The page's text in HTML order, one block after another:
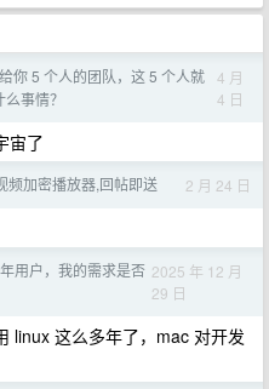
你 5 个人的团队，这 5 个人就
事情？
4 月
4 日
宙了
频加密播放器,回帖即送 2 月 24 日
用户，我的需求是否 2025 年 12 月
29 日
linux 这么多年了，mac 对开发